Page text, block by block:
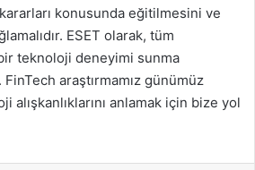
konusunda eğitilmesini ve
ESET olarak, tüm
teknoloji deneyimi sunma
FinTech araştırmamız günümüz
anlamak için bize yol